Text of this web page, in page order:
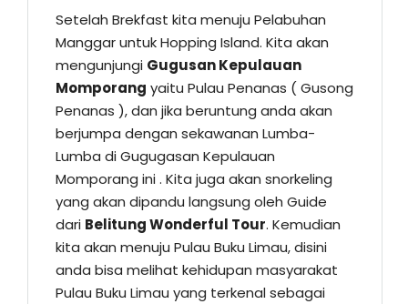
Setelah Brekfast kita menuju Pelabuhan
Manggar untuk Hopping Island. Kita akan
mengunjungi Gugusan Kepulauan
Momporang yaitu Pulau Penanas ( Gusong
Penanas ), dan jika beruntung anda akan
berjumpa dengan sekawanan Lumba-
Lumba di Gugugasan Kepulauan
Momporang ini . Kita juga akan snorkeling
yang akan dipandu langsung oleh Guide
dari Belitung Wonderful Tour. Kemudian
kita akan menuju Pulau Buku Limau, disini
anda bisa melihat kehidupan masyarakat
Pulau Buku Limau yang terkenal sebagai